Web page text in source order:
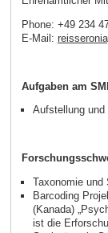
Phone: +49 234
E-Mail:
Aufgaben am
Aufstellung und
Taxonomie
Barcoding
(Kanada)
ist die